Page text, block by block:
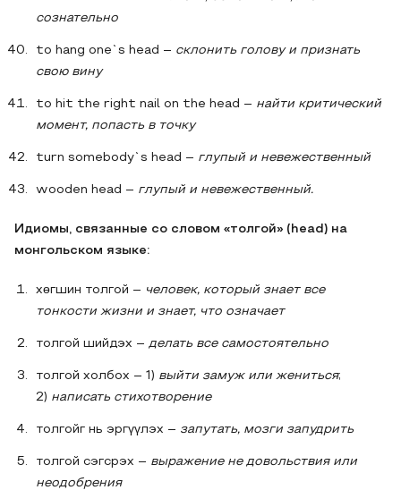
сознательно
to hang one`s head – склонить голову и признать
свою вину
to hit the right nail on the head – найти критический
момент, попасть в точку
turn somebody`s head – глупый и невежественный
wooden head – глупый и невежественный.
Идиомы, связанные со словом «толгой» (head) на
монгольском языке:
хөгшин толгой – человек, который знает все
тонкости жизни и знает, что означает
толгой шийдэх – делать все самостоятельно
толгой холбох – 1) выйти замуж или жениться;
2) написать стихотворение
толгойг нь эргүүлэх – запутать, мозги запудрить
толгой сэгсрэх – выражение не довольствия или
неодобрения